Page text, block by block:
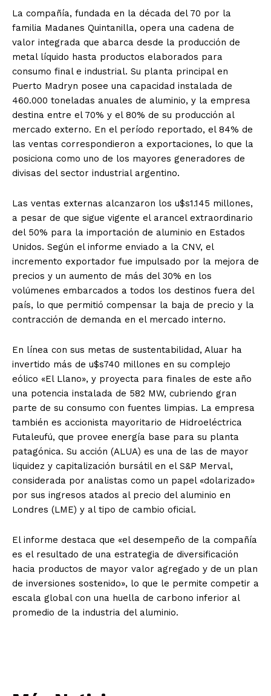
La compañía, fundada en la década del 70 por la
familia Madanes Quintanilla, opera una cadena de
valor integrada que abarca desde la producción de
metal líquido hasta productos elaborados para
consumo final e industrial. Su planta principal en
Puerto Madryn posee una capacidad instalada de
460.000 toneladas anuales de aluminio, y la empresa
destina entre el 70% y el 80% de su producción al
mercado externo. En el período reportado, el 84% de
las ventas correspondieron a exportaciones, lo que la
posiciona como uno de los mayores generadores de
divisas del sector industrial argentino.
Las ventas externas alcanzaron los u$s1.145 millones,
a pesar de que sigue vigente el arancel extraordinario
del 50% para la importación de aluminio en Estados
Unidos. Según el informe enviado a la CNV, el
incremento exportador fue impulsado por la mejora de
precios y un aumento de más del 30% en los
volúmenes embarcados a todos los destinos fuera del
país, lo que permitió compensar la baja de precio y la
contracción de demanda en el mercado interno.
En línea con sus metas de sustentabilidad, Aluar ha
invertido más de u$s740 millones en su complejo
eólico «El Llano», y proyecta para finales de este año
una potencia instalada de 582 MW, cubriendo gran
parte de su consumo con fuentes limpias. La empresa
también es accionista mayoritario de Hidroeléctrica
Futaleufú, que provee energía base para su planta
patagónica. Su acción (ALUA) es una de las de mayor
liquidez y capitalización bursátil en el S&P Merval,
considerada por analistas como un papel «dolarizado»
por sus ingresos atados al precio del aluminio en
Londres (LME) y al tipo de cambio oficial.
El informe destaca que «el desempeño de la compañía
es el resultado de una estrategia de diversificación
hacia productos de mayor valor agregado y de un plan
de inversiones sostenido», lo que le permite competir a
escala global con una huella de carbono inferior al
promedio de la industria del aluminio.